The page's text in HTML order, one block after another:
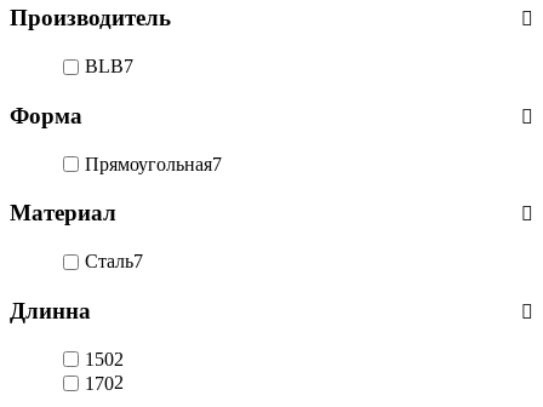
Производитель
BLB7
Форма
Прямоугольная7
Материал
Сталь7
Длинна
1502
1702